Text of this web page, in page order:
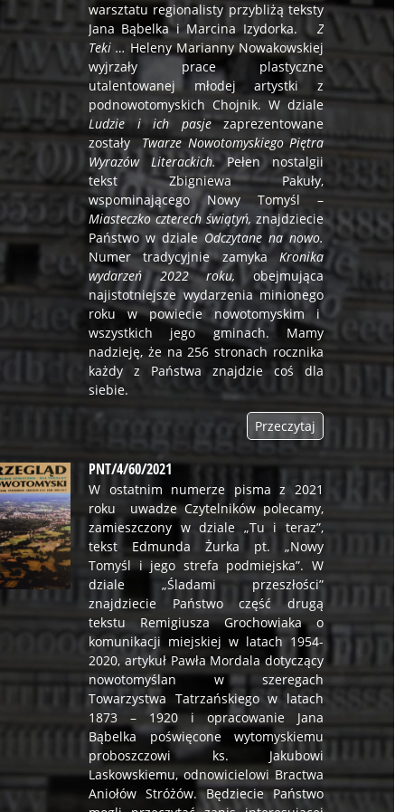
warsztatu regionalisty przybliżą teksty
Jana Bąbelka i Marcina Izydorka.
Z
Teki … Heleny Marianny Nowakowskiej
wyjrzały prace plastyczne
utalentowanej młodej artystki z
podnowotomyskich Chojnik. W dziale
Ludzie i ich pasjezaprezentowane
zostałyTwarze Nowotomyskiego Piętra
Wyrazów Literackich.Pełen nostalgii
tekst Zbigniewa Pakuły,
wspominającego Nowy Tomyśl –
Miasteczko czterech świątyń, znajdziecie
Państwo w dzialeOdczytane na nowo.
Numer tradycyjnie zamyka Kronika
wydarzeń 2022 roku,obejmująca
najistotniejsze wydarzenia minionego
roku w powiecie nowotomyskim i
wszystkich jego gminach. Mamy
nadzieję, że na 256 stronach rocznika
każdy z Państwa znajdzie coś dla
siebie.
Przeczytaj
PNT/4/60/2021
W ostatnim numerze pisma z 2021
roku uwadze Czytelników polecamy,
zamieszczony w dziale „Tu i teraz”,
tekst Edmunda Żurka pt. „Nowy
Tomyśl i jego strefa podmiejska”. W
dziale „Śladami przeszłości”
znajdziecie Państwo część drugą
tekstu Remigiusza Grochowiaka o
komunikacji miejskiej w latach 1954-
2020, artykuł Pawła Mordala dotyczący
nowotomyślan w szeregach
Towarzystwa Tatrzańskiego w latach
1873 – 1920 i opracowanie Jana
Bąbelka poświęcone wytomyskiemu
proboszczowi ks. Jakubowi
Laskowskiemu, odnowicielowi Bractwa
Aniołów Stróżów. Będziecie Państwo